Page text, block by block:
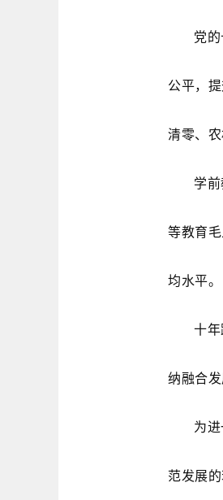
党
公平，
清零、
学
等教育
均水平。
十
纳融合发
为
范发展